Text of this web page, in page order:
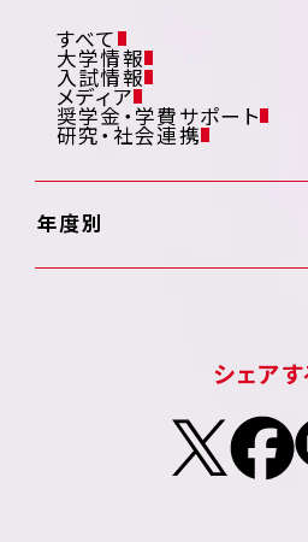
すべて
大学情報
入試情報
メディア
奨学金・学費サポート
研究・社会連携
年度別
シェアす